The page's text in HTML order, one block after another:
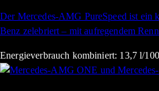
Der Mercedes-AMG PureSpeed ist ein
Benz zelebriert – mit aufregendem
Energieverbrauch kombiniert: 13,7 l/